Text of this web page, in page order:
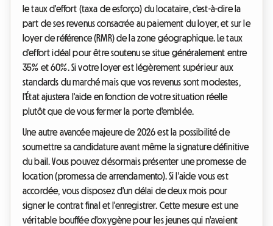
le taux d'effort (taxa de esforço) du locataire, c'est-à-dire la
part de ses revenus consacrée au paiement du loyer, et sur le
loyer de référence (RMR) de la zone géographique. Le taux
d'effort idéal pour être soutenu se situe généralement entre
35% et 60%. Si votre loyer est légèrement supérieur aux
standards du marché mais que vos revenus sont modestes,
l'État ajustera l'aide en fonction de votre situation réelle
plutôt que de vous fermer la porte d'emblée.
Une autre avancée majeure de 2026 est la possibilité de
soumettre sa candidature avant même la signature définitive
du bail. Vous pouvez désormais présenter une promesse de
location (promessa de arrendamento). Si l'aide vous est
accordée, vous disposez d'un délai de deux mois pour
signer le contrat final et l'enregistrer. Cette mesure est une
véritable bouffée d'oxygène pour les jeunes qui n'avaient